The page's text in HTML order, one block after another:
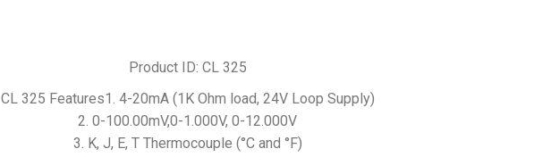
Product ID: CL 325
CL 325 Features1. 4-20mA (1K Ohm load, 24V Loop Supply)
2. 0-100.00mV,0-1.000V, 0-12.000V
3. K, J, E, T Thermocouple (°C and °F)